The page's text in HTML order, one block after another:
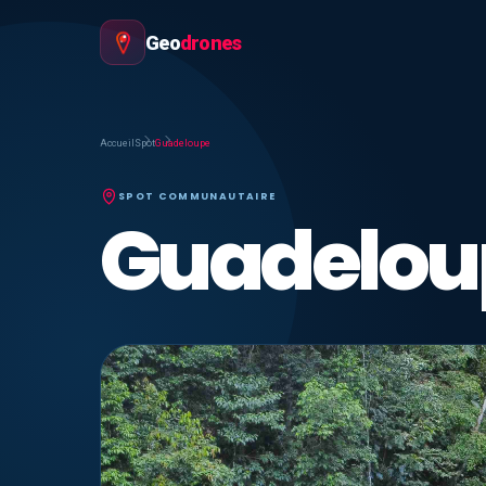
Geodrones
Accueil SpotGuadeloupe
SPOT COMMUNAUTAIRE